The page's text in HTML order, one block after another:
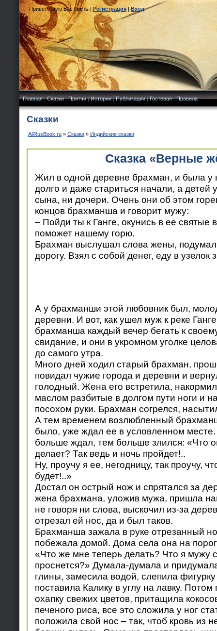
Приветствую Вас Гость|Регистрация|Вход
Главная|Сказки|Притчи|Истории|Публикации|Гостевая|Правила
Сказки
AllRusBook.ru» Сказки» Индийские сказки
Сказка «Верные
Жил в одной деревне брахман, и была у
долго и даже стариться начали, а детей
сына, ни дочери. Очень они об этом
концов брахманша и говорит мужу:
– Пойди ты к Ганге, окунись в ее святые
поможет нашему горю.
Брахман выслушал слова жены, подумал
дорогу. Взял с собой денег, еду в узелок
А у брахманши этой любовник был,
деревни. И вот, как ушел муж к реке
брахманша каждый вечер бегать к
свидание, и они в укромном уголке
до самого утра.
Много дней ходил старый брахман,
повидал чужие города и деревни и
голодный. Жена его встретила,
маслом разбитые в долгом пути ноги и
посохом руки. Брахман согрелся,
А тем временем возлюбленный
было, уже ждал ее в условленном
больше ждал, тем больше злился: «Что
делает? Так ведь и ночь пройдет!..
Ну, проучу я ее, негодницу, так проучу,
будет!..»
Достал он острый нож и спрятался за
жена брахмана, уложив мужа, пришла
не говоря ни слова, выскочил из-за
отрезал ей нос, да и был таков.
Брахманша зажала в руке отрезанный
побежала домой. Дома села она на
«Что же мне теперь делать? Что я мужу
проснется?» Думала-думала и
глины, замесила водой, слепила
поставила Калику в углу на лавку.
охапку свежих цветов, притащила
печеного риса, все это сложила у ног
положила свой нос – так, чтоб кровь из